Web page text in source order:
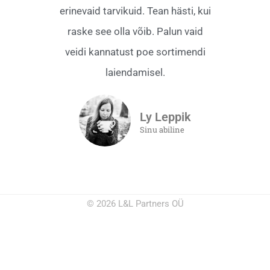
erinevaid tarvikuid. Tean hästi, kui
raske see olla võib. Palun vaid
veidi kannatust poe sortimendi
laiendamisel.
Ly Leppik
Sinu abiline
© 2026 L&L Partners OÜ